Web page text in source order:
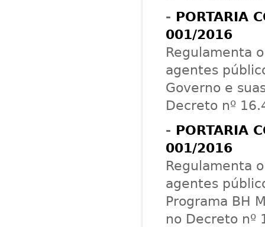
- PORTARIA
001/2016
Regulamenta
agentes
Governo e
Decreto nº
- PORTARIA
001/2016
Regulamenta
agentes
Programa BH
no Decreto nº